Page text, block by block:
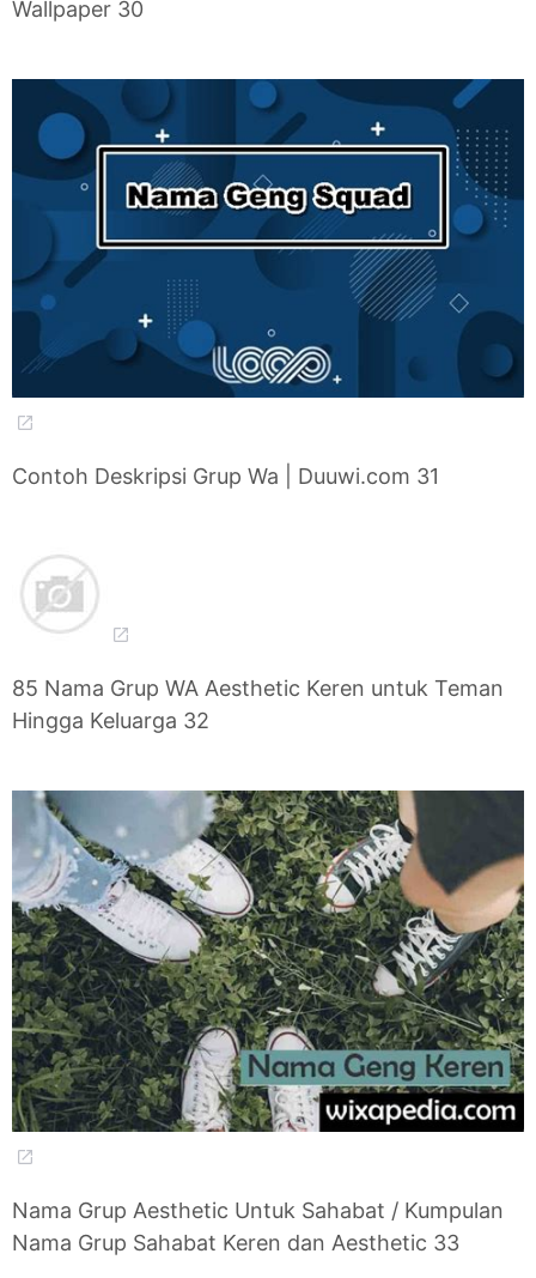
Wallpaper 30
Contoh Deskripsi Grup Wa | Duuwi.com 31
85 Nama Grup WA Aesthetic Keren untuk Teman
Hingga Keluarga 32
Nama Grup Aesthetic Untuk Sahabat / Kumpulan
Nama Grup Sahabat Keren dan Aesthetic 33